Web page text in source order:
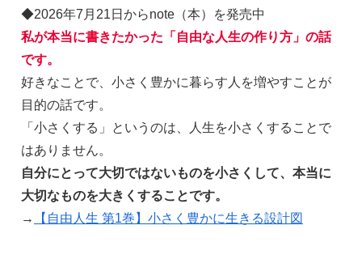
◆2026年7月21日からnote（本）を発売中
私が本当に書きたかった「自由な人生の作り方」の話
です。
好きなことで、小さく豊かに暮らす人を増やすことが
目的の話です。
「小さくする」というのは、人生を小さくすることで
はありません。
自分にとって大切ではないものを小さくして、本当に
大切なものを大きくすることです。
→
【自由人生 第1巻】小さく豊かに生きる設計図